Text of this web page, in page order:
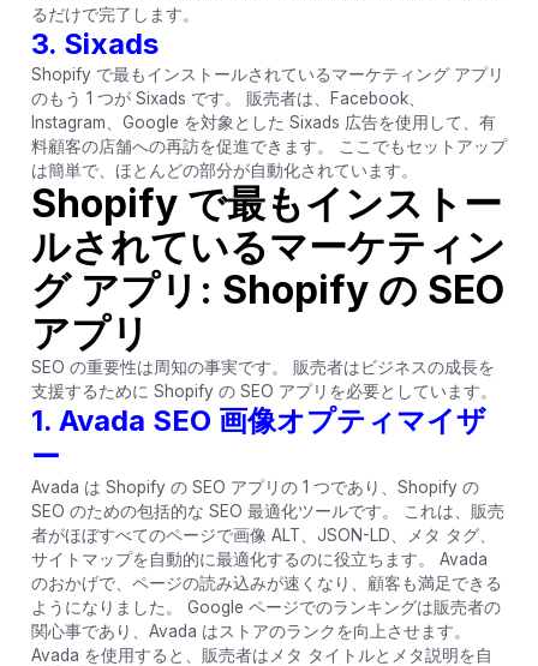
るだけで完了します。
3. Sixads
Shopify で最もインストールされているマーケティング アプリ
のもう 1 つが Sixads です。 販売者は、Facebook、
Instagram、Google を対象とした Sixads 広告を使用して、有
料顧客の店舗への再訪を促進できます。 ここでもセットアップ
は簡単で、ほとんどの部分が自動化されています。
Shopify で最もインストー
ルされているマーケティン
グ アプリ: Shopify の SEO
アプリ
SEO の重要性は周知の事実です。 販売者はビジネスの成長を
支援するために Shopify の SEO アプリを必要としています。
1. Avada SEO 画像オプティマイザ
ー
Avada は Shopify の SEO アプリの 1 つであり、Shopify の
SEO のための包括的な SEO 最適化ツールです。 これは、販売
者がほぼすべてのページで画像 ALT、JSON-LD、メタ タグ、
サイトマップを自動的に最適化するのに役立ちます。 Avada
のおかげで、ページの読み込みが速くなり、顧客も​​満足できる
ようになりました。 Google ページでのランキングは販売者の
関心事であり、Avada はストアのランクを向上させます。
Avada を使用すると、販売者はメタ タイトルとメタ説明を自